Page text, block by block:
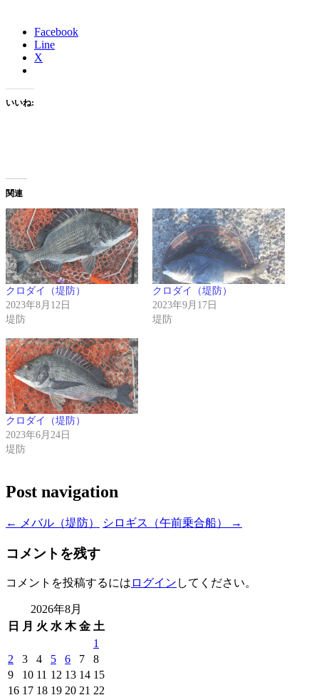
Facebook
Line
X
いいね:
関連
クロダイ（堤防）
2023年8月12日
堤防
クロダイ（堤防）
2023年9月17日
堤防
クロダイ（堤防）
2023年6月24日
堤防
Post navigation
← メバル（堤防） シロギス（午前乗合船） →
コメントを残す
コメントを投稿するには ログイン してください。
2026年8月
日 月 火 水 木 金 土
1
2
3 4 5 6 7
8
9
10 11 12 13 14 15
16 17 18 19 20 21 22